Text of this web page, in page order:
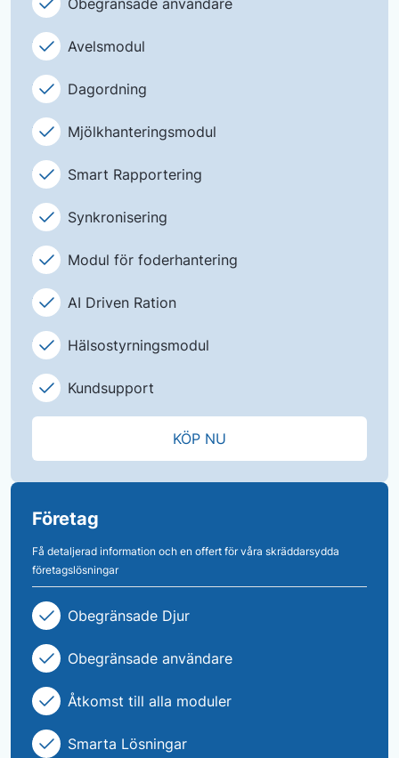
Obegränsade användare
Avelsmodul
Dagordning
Mjölkhanteringsmodul
Smart Rapportering
Synkronisering
Modul för foderhantering
AI Driven Ration
Hälsostyrningsmodul
Kundsupport
KÖP NU
Företag
Få detaljerad information och en offert för våra skräddarsydda
företagslösningar
Obegränsade Djur
Obegränsade användare
Åtkomst till alla moduler
Smarta Lösningar